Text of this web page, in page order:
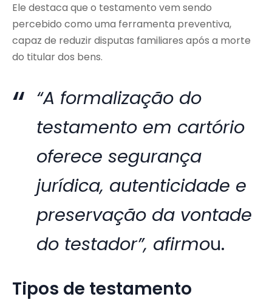
Ele destaca que o testamento vem sendo
percebido como uma ferramenta preventiva,
capaz de reduzir disputas familiares após a morte
do titular dos bens.
“A formalização do
testamento em cartório
oferece segurança
jurídica, autenticidade e
preservação da vontade
do testador”, afirmou.
Tipos de testamento